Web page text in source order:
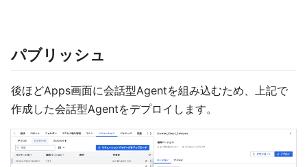
パブリッシュ
後ほどApps画面に会話型Agentを組み込むため、上記で
作成した会話型Agentをデプロイします。